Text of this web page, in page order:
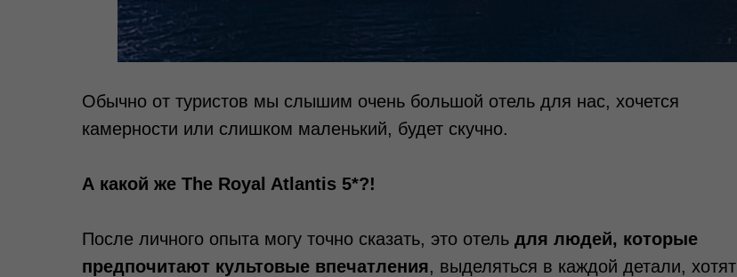
Обычно от туристов мы слышим очень большой отель для нас, хочется
камерности или слишком маленький, будет скучно.
А какой же The Royal Atlantis 5*?!
После личного опыта могу точно сказать, это отель для людей, которые
предпочитают культовые впечатления, выделяться в каждой детали, хотят